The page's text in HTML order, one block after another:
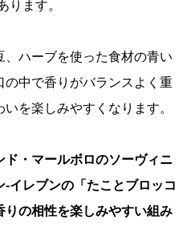
ります。
、ハーブを使った食材の青い
中で香りがバランスよく重
を楽しみやすくなります。
ド・マールボロのソーヴィニ
イレブンの「たことブロッコ
りの相性を楽しみやすい組み